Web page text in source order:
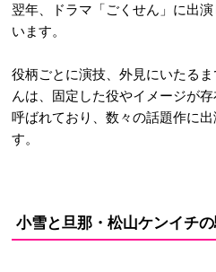
翌年、ドラマ「ごくせん」に出
います。
役柄ごとに演技、外見にいたる
んは、固定した役やイメージが
呼ばれており、数々の話題作に
す。
小雪と旦那・松山ケンイチ